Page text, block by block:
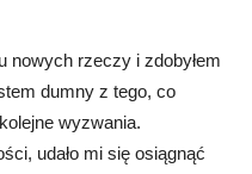
nowych rzeczy i zdobyłem
dumny z tego, co
wyzwania.
udało mi się osiągnąć